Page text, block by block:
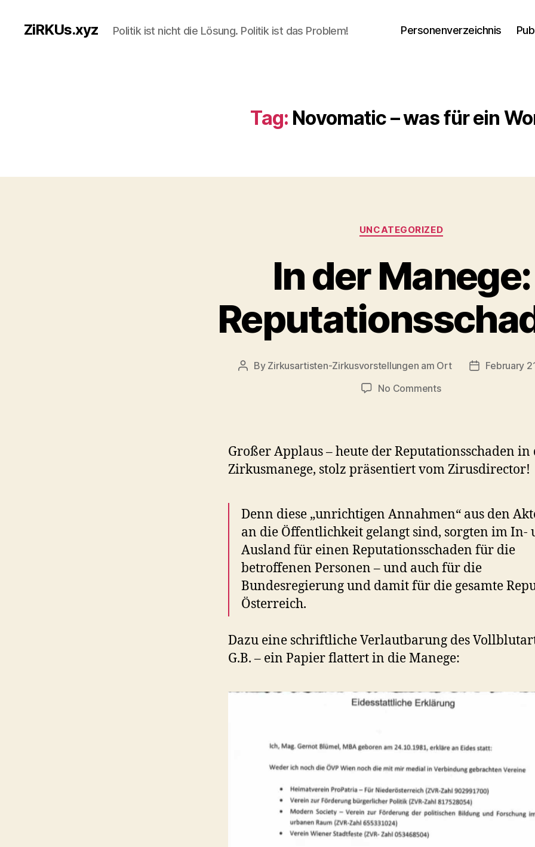
ZiRKUs.xyz Politik ist nicht die Lösung. Politik ist das Problem! Personenverzeichnis
Tag: Novomatic – was für ein
Categories
UNCATEGORIZED
In der Manege:
Post
By Zirkusartisten-Zirkusvorstellungen am Ort
PostFebruary
No Commentson
Reputationsschaden
Großer Applaus – heute der Reputationsschaden in
Zirkusmanege, stolz präsentiert vom Zirusdirector!
Denn diese „unrichtigen Annahmen“ aus den
an die Öffentlichkeit gelangt sind, sorgten im In-
Ausland für einen Reputationsschaden für die
betroffenen Personen – und auch für die
Bundesregierung und damit für die gesamte
Österreich.
Dazu eine schriftliche Verlautbarung des
G.B. – ein Papier flattert in die Manege: